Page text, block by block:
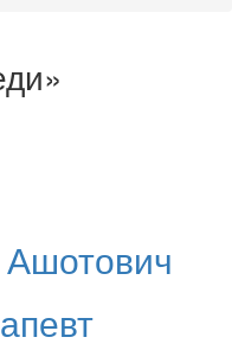
Ашотович